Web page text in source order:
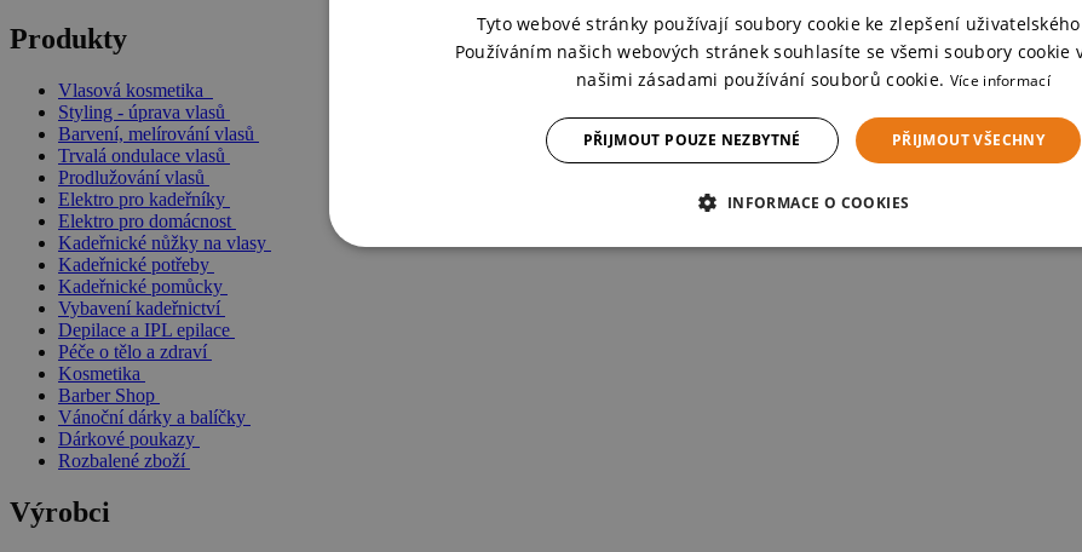
Produkty
Vlasová kosmetika
Styling - úprava vlasů
Barvení, melírování vlasů
Trvalá ondulace vlasů
Prodlužování vlasů
Elektro pro kadeřníky
Elektro pro domácnost
Kadeřnické nůžky na vlasy
Kadeřnické potřeby
Kadeřnické pomůcky
Vybavení kadeřnictví
Depilace a IPL epilace
Péče o tělo a zdraví
Kosmetika
Barber Shop
Vánoční dárky a balíčky
Dárkové poukazy
Rozbalené zboží
Výrobci
Tyto webové stránky používají soubory cookie ke zlepšení
Používáním našich webových stránek souhlasíte se všemi soubory cookie
našimi zásadami používání souborů cookie. Více informací
PŘIJMOUT VŠECHNY
PŘIJMOUT POUZE NEZBYTNÉ
INFORMACE O COOKIES